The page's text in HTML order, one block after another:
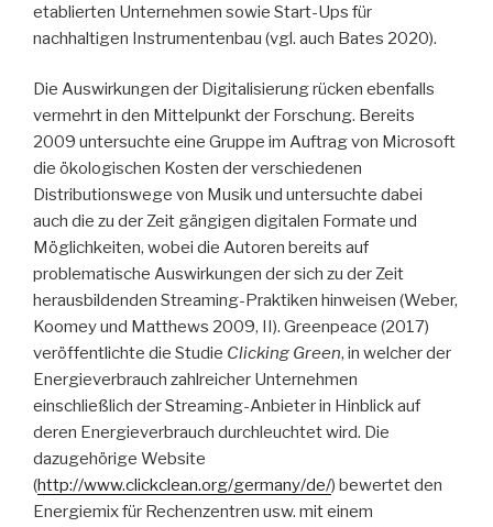
etablierten Unternehmen sowie Start-Ups für
nachhaltigen Instrumentenbau (vgl. auch Bates 2020).
Die Auswirkungen der Digitalisierung rücken ebenfalls
vermehrt in den Mittelpunkt der Forschung. Bereits
2009 untersuchte eine Gruppe im Auftrag von Microsoft
die ökologischen Kosten der verschiedenen
Distributionswege von Musik und untersuchte dabei
auch die zu der Zeit gängigen digitalen Formate und
Möglichkeiten, wobei die Autoren bereits auf
problematische Auswirkungen der sich zu der Zeit
herausbildenden Streaming-Praktiken hinweisen (Weber,
Koomey und Matthews 2009, II). Greenpeace (2017)
veröffentlichte die Studie Clicking Green, in welcher der
Energieverbrauch zahlreicher Unternehmen
einschließlich der Streaming-Anbieter in Hinblick auf
deren Energieverbrauch durchleuchtet wird. Die
dazugehörige Website
(http://www.clickclean.org/germany/de/) bewertet den
Energiemix für Rechenzentren usw. mit einem